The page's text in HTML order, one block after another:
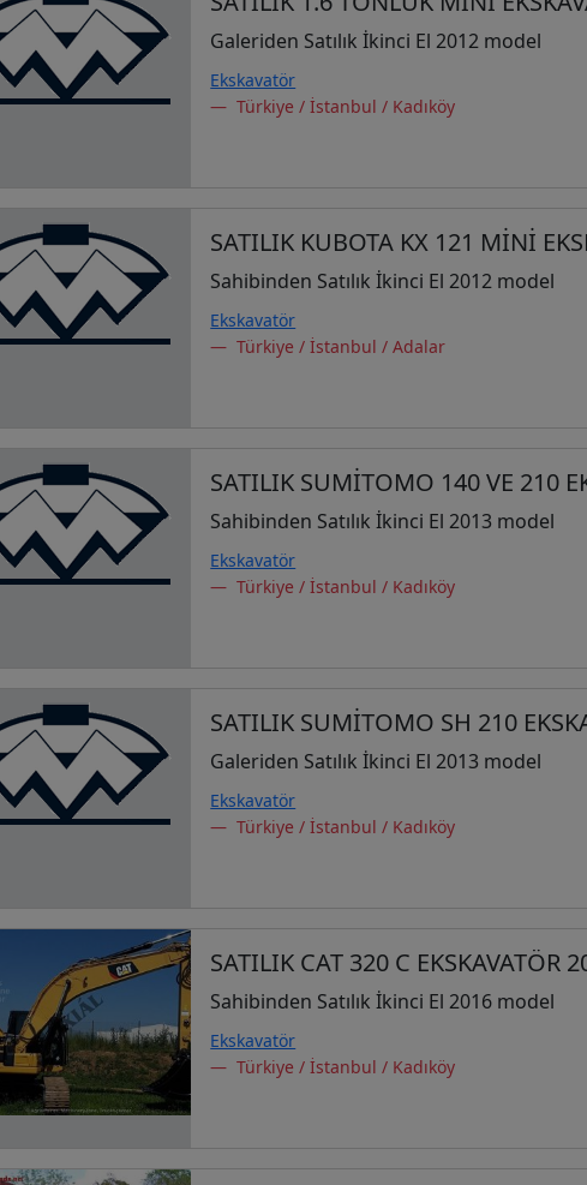
Galeriden Satılık İkinci El 2012 model
Ekskavatör
Türkiye / İstanbul / Kadıköy
SATILIK KUBOTA KX 121 MİNİ
Sahibinden Satılık İkinci El 2012 model
Ekskavatör
Türkiye / İstanbul / Adalar
SATILIK SUMİTOMO 140 VE 210
Sahibinden Satılık İkinci El 2013 model
Ekskavatör
Türkiye / İstanbul / Kadıköy
SATILIK SUMİTOMO SH 210
Galeriden Satılık İkinci El 2013 model
Ekskavatör
Türkiye / İstanbul / Kadıköy
SATILIK CAT 320 C EKSKAVATÖR
Sahibinden Satılık İkinci El 2016 model
Ekskavatör
Türkiye / İstanbul / Kadıköy